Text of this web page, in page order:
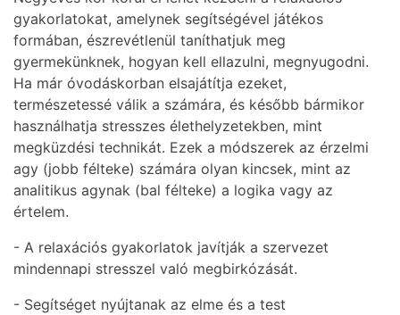
gyakorlatokat, amelynek segítségével játékos
formában, észrevétlenül taníthatjuk meg
gyermekünknek, hogyan kell ellazulni, megnyugodni.
Ha már óvodáskorban elsajátítja ezeket,
természetessé válik a számára, és később bármikor
használhatja stresszes élethelyzetekben, mint
megküzdési technikát. Ezek a módszerek az érzelmi
agy (jobb félteke) számára olyan kincsek, mint az
analitikus agynak (bal félteke) a logika vagy az
értelem.
- A relaxációs gyakorlatok javítják a szervezet
mindennapi stresszel való megbirkózását.
- Segítséget nyújtanak az elme és a test